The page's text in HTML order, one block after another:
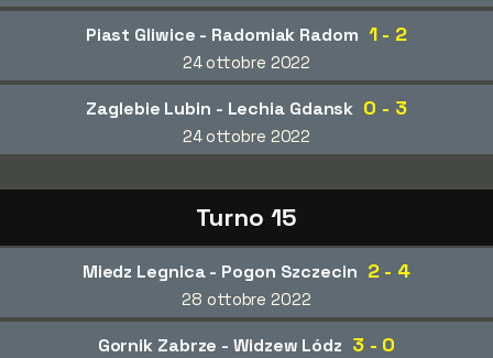
Piast Gliwice - Radomiak Radom 1 - 2
24 ottobre 2022
Zaglebie Lubin - Lechia Gdansk 0 - 3
24 ottobre 2022
Turno 15
Miedz Legnica - Pogon Szczecin 2 - 4
28 ottobre 2022
Gornik Zabrze - Widzew Lódz 3 - 0